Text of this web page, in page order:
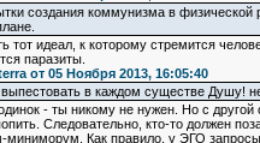
создания коммунизма в физической
тот идеал, к которому стремится
паразиты.
от 05 Ноября 2013, 16:05:40
в каждом существе Душу!
- ты никому не нужен. Но с
Следовательно, кто-то должен
Как правило, у ЭГО запросы